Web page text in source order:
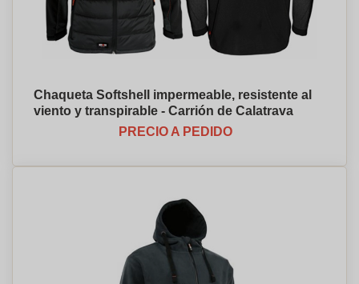
Chaqueta Softshell impermeable, resistente al
viento y transpirable - Carrión de Calatrava
PRECIO A PEDIDO